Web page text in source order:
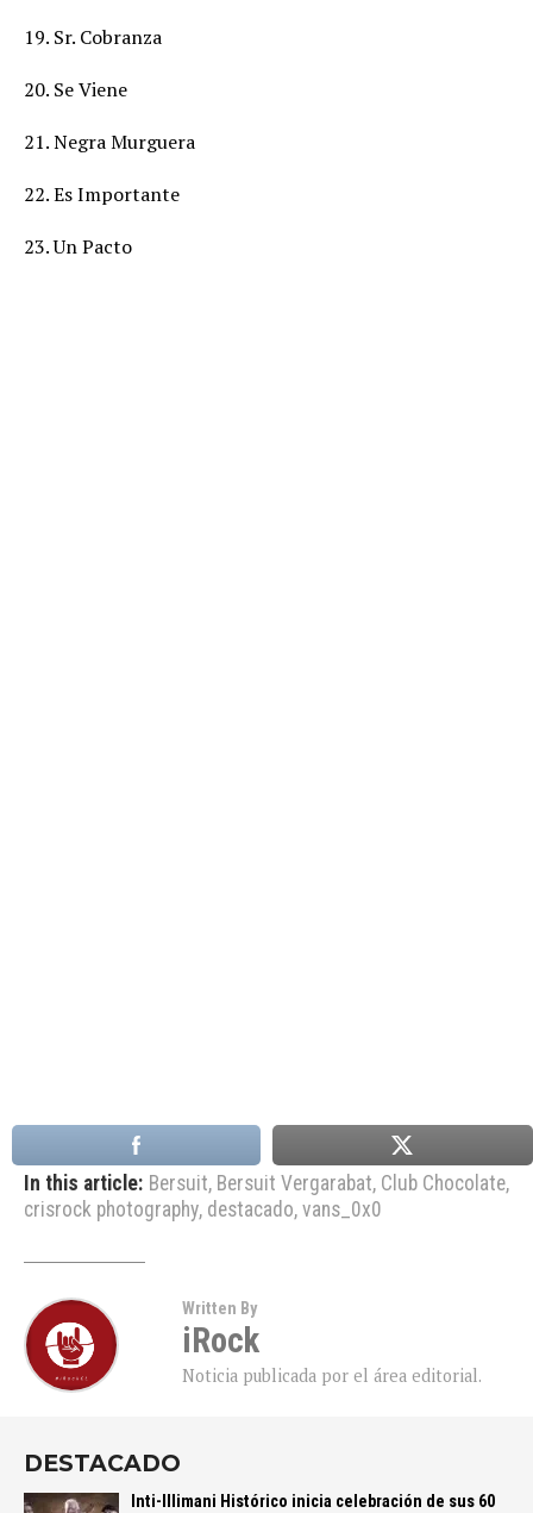
19. Sr. Cobranza
20. Se Viene
21. Negra Murguera
22. Es Importante
23. Un Pacto
In this article: Bersuit, Bersuit Vergarabat, Club Chocolate,
crisrock photography, destacado, vans_0x0
Written By
iRock
Noticia publicada por el área editorial.
DESTACADO
Inti-Illimani Histórico inicia celebración de sus 60